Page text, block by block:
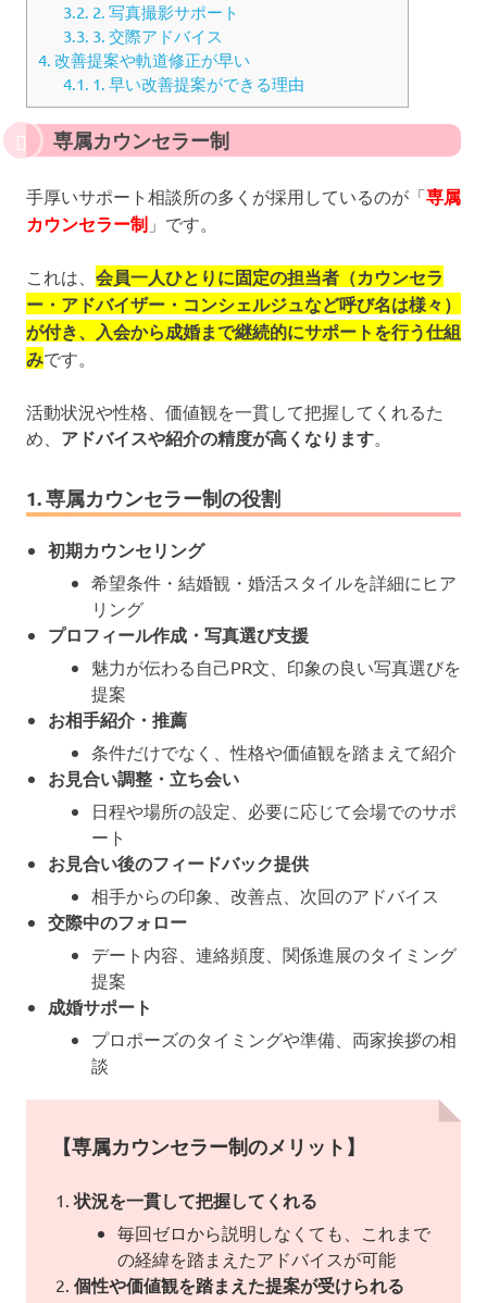
3.2. 2. 写真撮影サポート
3.3. 3. 交際アドバイス
4. 改善提案や軌道修正が早い
4.1. 1. 早い改善提案ができる理由
専属カウンセラー制
手厚いサポート相談所の多くが採用しているのが「専属
カウンセラー制 」です。
これは、 会員一人ひとりに固定の担当者（カウンセラ
ー・アドバイザー・コンシェルジュなど呼び名は様々）
が付き、入会から成婚まで継続的にサポートを行う仕組
みです。
活動状況や性格、価値観を一貫して把握してくれるた
め、 アドバイスや紹介の精度が高くなります。
1. 専属カウンセラー制の役割
初期カウンセリング
希望条件・結婚観・婚活スタイルを詳細にヒア
リング
プロフィール作成・写真選び支援
魅力が伝わる自己PR文、印象の良い写真選びを
提案
お相手紹介・推薦
条件だけでなく、性格や価値観を踏まえて紹介
お見合い調整・立ち会い
日程や場所の設定、必要に応じて会場でのサポ
ート
お見合い後のフィードバック提供
相手からの印象、改善点、次回のアドバイス
交際中のフォロー
デート内容、連絡頻度、関係進展のタイミング
提案
成婚サポート
プロポーズのタイミングや準備、両家挨拶の相
談
【専属カウンセラー制のメリット】
状況を一貫して把握してくれる
毎回ゼロから説明しなくても、これまで
の経緯を踏まえたアドバイスが可能
個性や価値観を踏まえた提案が受けられる